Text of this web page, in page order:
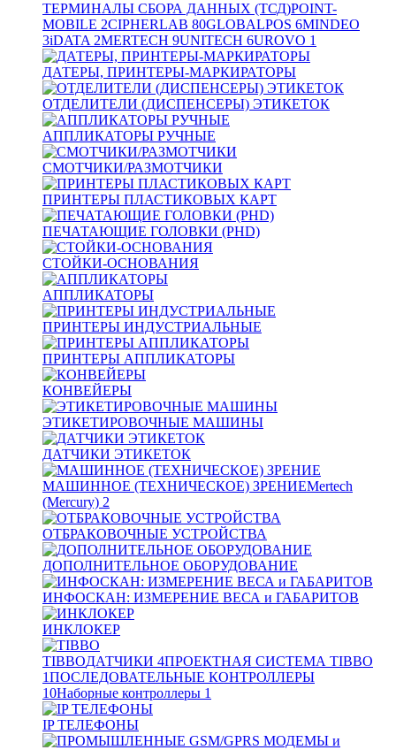
ТЕРМИНАЛЫ СБОРА ДАННЫХ (ТСД)POINT-
MOBILE 2CIPHERLAB 80GLOBALPOS 6MINDEO
3iDATA 2MERTECH 9UNITECH 6UROVO 1
ДАТЕРЫ, ПРИНТЕРЫ-МАРКИРАТОРЫ
ОТДЕЛИТЕЛИ (ДИСПЕНСЕРЫ) ЭТИКЕТОК
АППЛИКАТОРЫ РУЧНЫЕ
СМОТЧИКИ/РАЗМОТЧИКИ
ПРИНТЕРЫ ПЛАСТИКОВЫХ КАРТ
ПЕЧАТАЮЩИЕ ГОЛОВКИ (PHD)
СТОЙКИ-ОСНОВАНИЯ
АППЛИКАТОРЫ
ПРИНТЕРЫ ИНДУСТРИАЛЬНЫЕ
ПРИНТЕРЫ АППЛИКАТОРЫ
КОНВЕЙЕРЫ
ЭТИКЕТИРОВОЧНЫЕ МАШИНЫ
ДАТЧИКИ ЭТИКЕТОК
МАШИННОЕ (ТЕХНИЧЕСКОЕ) ЗРЕНИЕMertech
(Mercury) 2
ОТБРАКОВОЧНЫЕ УСТРОЙСТВА
ДОПОЛНИТЕЛЬНОЕ ОБОРУДОВАНИЕ
ИНФОСКАН: ИЗМЕРЕНИЕ ВЕСА и ГАБАРИТОВ
ИНКЛОКЕР
TIBBOДАТЧИКИ 4ПРОЕКТНАЯ СИСТЕМА TIBBO
1ПОСЛЕДОВАТЕЛЬНЫЕ КОНТРОЛЛЕРЫ
10Наборные контроллеры 1
IP ТЕЛЕФОНЫ